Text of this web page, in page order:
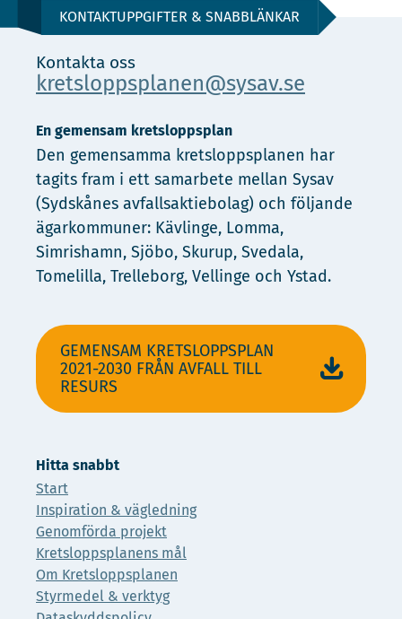
KONTAKTUPPGIFTER & SNABBLÄNKAR
Kontakta oss
kretsloppsplanen@sysav.se
En gemensam kretsloppsplan
Den gemensamma kretsloppsplanen har
tagits fram i ett samarbete mellan Sysav
(Sydskånes avfallsaktiebolag) och följande
ägarkommuner: Kävlinge, Lomma,
Simrishamn, Sjöbo, Skurup, Svedala,
Tomelilla, Trelleborg, Vellinge och Ystad.
GEMENSAM KRETSLOPPSPLAN
2021-2030 FRÅN AVFALL TILL
RESURS
Hitta snabbt
Start
Inspiration & vägledning
Genomförda projekt
Kretsloppsplanens mål
Om Kretsloppsplanen
Styrmedel & verktyg